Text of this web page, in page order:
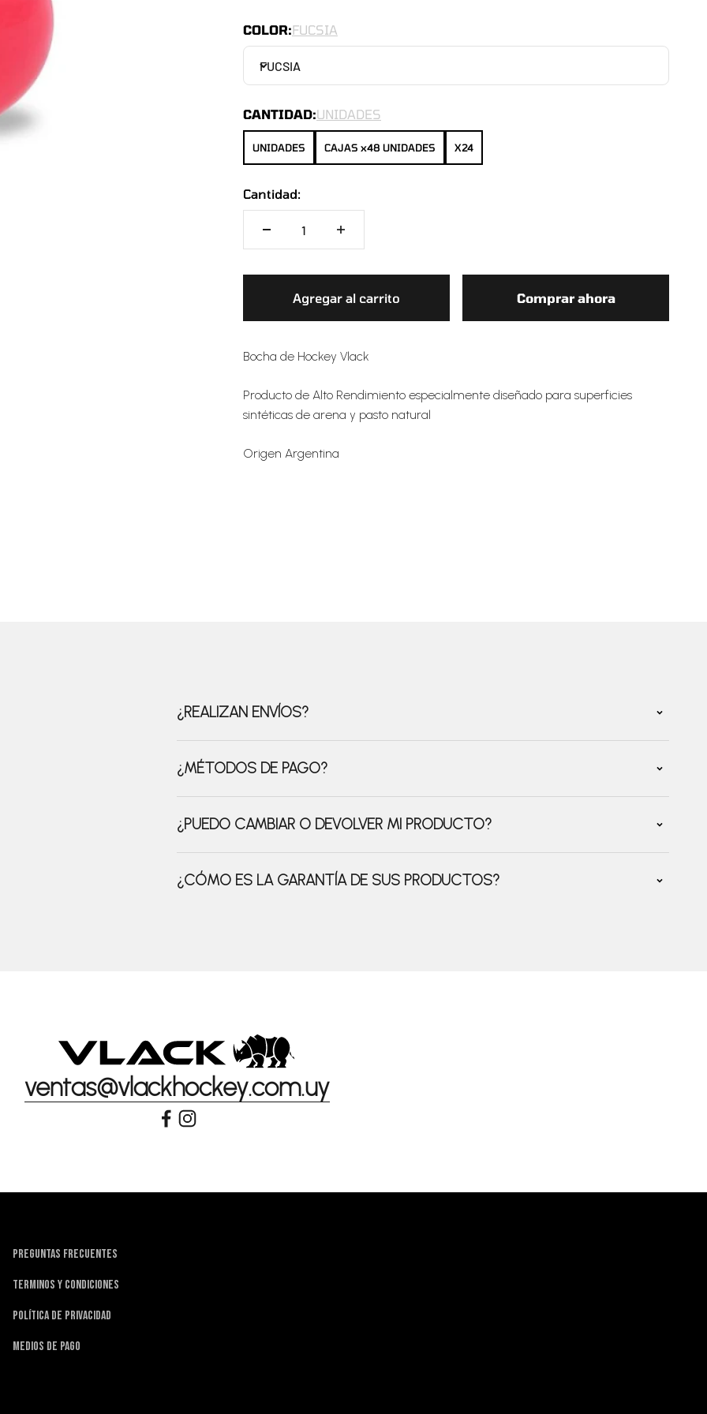
COLOR:FUCSIA
FUCSIA
CANTIDAD:UNIDADES
UNIDADES CAJAS x48 UNIDADES X24
Cantidad:
Agregar al carrito Comprar ahora
Bocha de Hockey Vlack
Producto de Alto Rendimiento especialmente diseñado para superficies
sintéticas de arena y pasto natural
Origen Argentina
¿REALIZAN ENVÍOS?
¿MÉTODOS DE PAGO?
¿PUEDO CAMBIAR O DEVOLVER MI PRODUCTO?
¿CÓMO ES LA GARANTÍA DE SUS PRODUCTOS?
ventas@vlackhockey.com.uy
PREGUNTAS FRECUENTES
TERMINOS Y CONDICIONES
POLÍTICA DE PRIVACIDAD
MEDIOS DE PAGO